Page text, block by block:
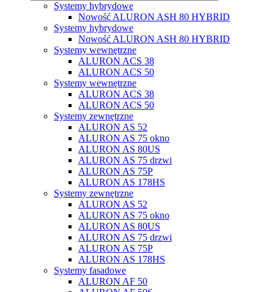
Systemy hybrydowe
Nowość ALURON ASH 80 HYBRID
Systemy hybrydowe
Nowość ALURON ASH 80 HYBRID
Systemy wewnętrzne
ALURON ACS 38
ALURON ACS 50
Systemy wewnętrzne
ALURON ACS 38
ALURON ACS 50
Systemy zewnętrzne
ALURON AS 52
ALURON AS 75 okno
ALURON AS 80US
ALURON AS 75 drzwi
ALURON AS 75P
ALURON AS 178HS
Systemy zewnętrzne
ALURON AS 52
ALURON AS 75 okno
ALURON AS 80US
ALURON AS 75 drzwi
ALURON AS 75P
ALURON AS 178HS
Systemy fasadowe
ALURON AF 50